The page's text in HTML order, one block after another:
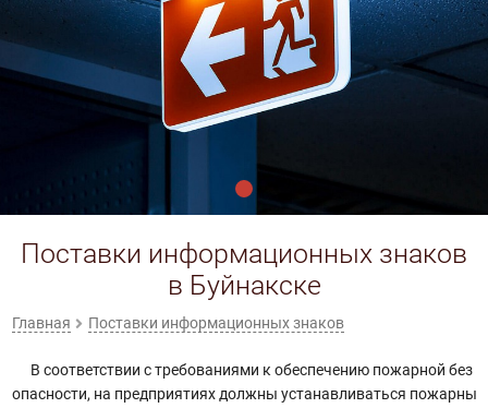
Поставки информационных знаков
в Буйнакске
Главная Поставки информационных знаков
В соответствии с требованиями к обеспечению пожарной без
опасности, на предприятиях должны устанавливаться пожарны